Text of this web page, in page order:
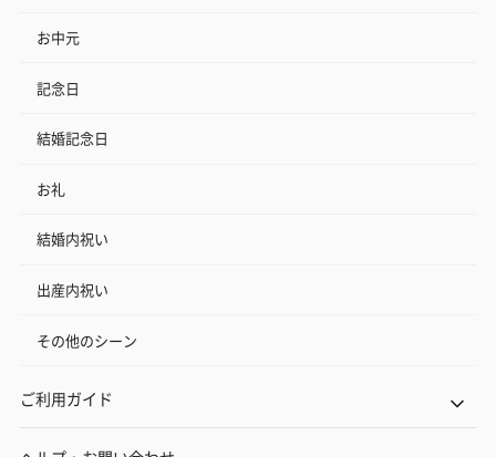
お中元
記念日
結婚記念日
お礼
結婚内祝い
出産内祝い
その他のシーン
ご利用ガイド